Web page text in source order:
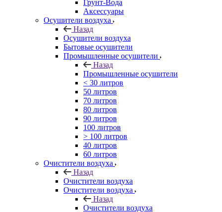
Грунт-Вода
Аксессуары
Осушители воздуха
Назад
Осушители воздуха
Бытовые осушители
Промышленные осушители
Назад
Промышленные осушители
< 30 литров
50 литров
70 литров
80 литров
90 литров
100 литров
> 100 литров
40 литров
60 литров
Очистители воздуха
Назад
Очистители воздуха
Очистители воздуха
Назад
Очистители воздуха